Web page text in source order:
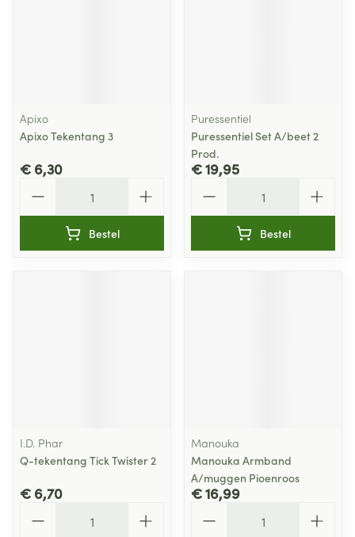
Apixo
Apixo Tekentang 3
€ 6,30
Bestel
Puressentiel
Puressentiel Set A/beet 2
Prod.
€ 19,95
Bestel
I.D. Phar
Q-tekentang Tick Twister 2
€ 6,70
Manouka
Manouka Armband
A/muggen Pioenroos
€ 16,99